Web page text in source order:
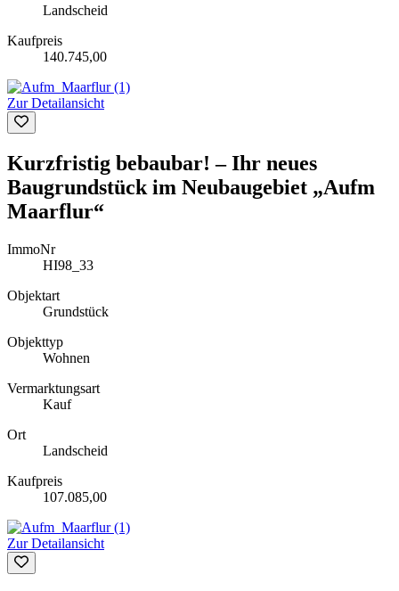
Landscheid
Kaufpreis
140.745,00
Zur Detailansicht
Kurzfristig bebaubar! – Ihr neues
Baugrundstück im Neubaugebiet „Aufm
Maarflur“
ImmoNr
HI98_33
Objektart
Grundstück
Objekttyp
Wohnen
Vermarktungsart
Kauf
Ort
Landscheid
Kaufpreis
107.085,00
Zur Detailansicht